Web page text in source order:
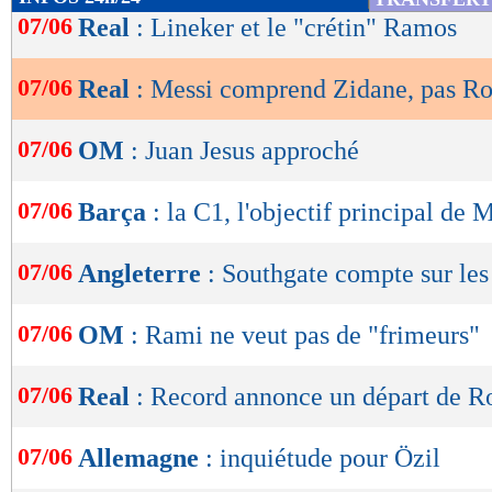
de
OK
07/06 Real : Lineker et le "crétin" Ramos
07/06 Real : Messi comprend Zidane, pas
07/06 OM : Juan Jesus approché
07/06 Barça : la C1, l'objectif principal de
07/06 Angleterre : Southgate compte sur
07/06 OM : Rami ne veut pas de "frimeurs"
07/06 Real : Record annonce un départ de
07/06 Allemagne : inquiétude pour Özil